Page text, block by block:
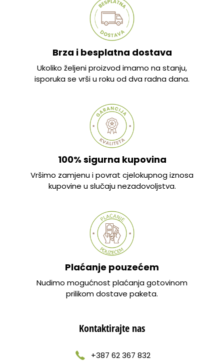
Brza i besplatna dostava
Ukoliko željeni proizvod imamo na stanju,
isporuka se vrši u roku od dva radna dana.
100% sigurna kupovina
Vršimo zamjenu i povrat cjelokupnog iznosa
kupovine u slučaju nezadovoljstva.
Plaćanje pouzećem
Nudimo mogućnost plaćanja gotovinom
prilikom dostave paketa.
Kontaktirajte nas
+387 62 367 832